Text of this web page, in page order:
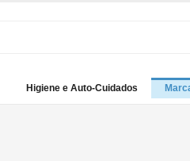
Higiene e Auto-Cuidados